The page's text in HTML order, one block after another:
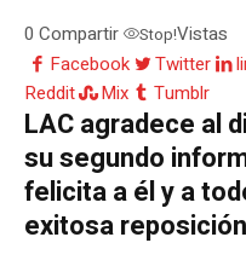
0 Compartir Stop!Vistas
Facebook
Twitter
Reddit
Mix Tumblr
LAC agradece al
su segundo
felicita a él y a
exitosa